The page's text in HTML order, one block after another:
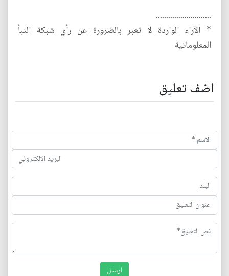
...........................
* الآراء الواردة لا تعبر بالضرورة عن رأي شبكة النبأ
المعلوماتية
اضف تعليق